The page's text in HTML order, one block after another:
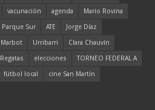
vacunación agenda
Mario Rovina
Parque Sur ATE
Jorge Díaz
Marbot Urribarri
Clara Chauvín
Regatas elecciones
TORNEO FEDERAL A
fútbol local cine San Martín